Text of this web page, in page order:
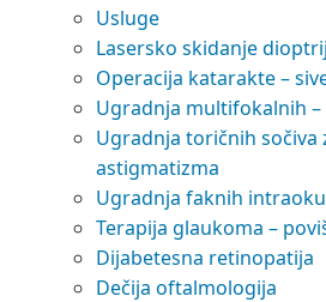
Usluge
Lasersko skidanje
Operacija katarakte –
Ugradnja multifokalnih
Ugradnja toričnih sočiva
astigmatizma
Ugradnja faknih
Terapija glaukoma –
Dijabetesna retinopatija
Dečija oftalmologija